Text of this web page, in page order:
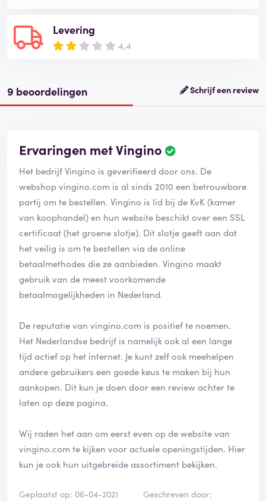
Levering
4,4
9 beoordelingen Schrijf een review
Ervaringen met Vingino
Het bedrijf Vingino is geverifieerd door ons. De
webshop vingino.com is al sinds 2010 een betrouwbare
partij om te bestellen. Vingino is lid bij de KvK (kamer
van koophandel) en hun website beschikt over een SSL
certificaat (het groene slotje). Dit slotje geeft aan dat
het veilig is om te bestellen via de online
betaalmethodes die ze aanbieden. Vingino maakt
gebruik van de meest voorkomende
betaalmogelijkheden in Nederland.
De reputatie van vingino.com is positief te noemen.
Het Nederlandse bedrijf is namelijk ook al een lange
tijd actief op het internet. Je kunt zelf ook meehelpen
andere gebruikers een goede keus te maken bij hun
aankopen. Dit kun je doen door een review achter te
laten op deze pagina.
Wij raden het aan om eerst even op de website van
vingino.com te kijken voor actuele openingstijden. Hier
kun je ook hun uitgebreide assortiment bekijken.
Geplaatst op: 06-04-2021
Geschreven door: